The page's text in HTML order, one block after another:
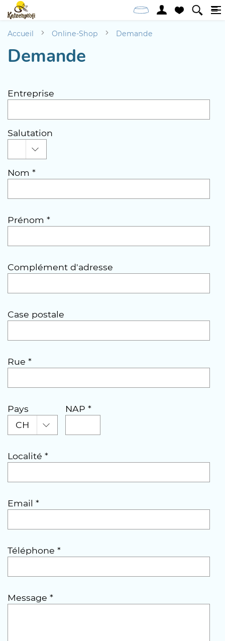
Accueil Online-Shop Demande
Demande
Entreprise
Salutation
Nom *
Prénom *
Complément d'adresse
Case postale
Rue *
Pays
CH
NAP *
Localité *
Email *
Téléphone *
Message *